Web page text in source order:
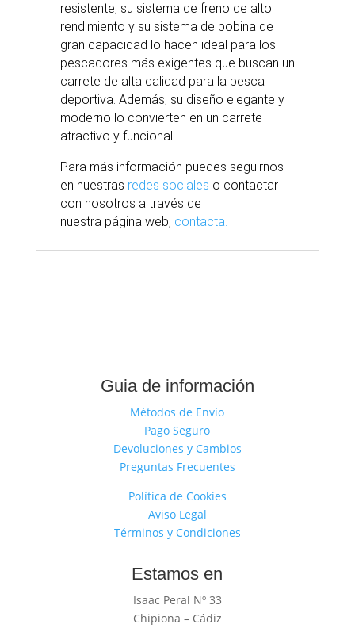
resistente, su sistema de freno de alto
rendimiento y su sistema de bobina de
gran capacidad lo hacen ideal para los
pescadores más exigentes que buscan un
carrete de alta calidad para la pesca
deportiva. Además, su diseño elegante y
moderno lo convierten en un carrete
atractivo y funcional.
Para más información puedes seguirnos
en nuestras redes sociales o contactar
con nosotros a través de
nuestra página web, contacta.
Guia de información
Métodos de Envío
Pago Seguro
Devoluciones y Cambios
Preguntas Frecuentes
Política de Cookies
Aviso Legal
Términos y Condiciones
Estamos en
Isaac Peral Nº 33
Chipiona – Cádiz